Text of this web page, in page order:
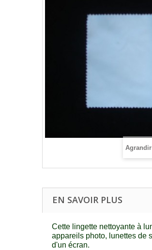
EN SAVOIR PLUS
Cette lingette nettoyante à
appareils photo, lunettes de
d'un écran.